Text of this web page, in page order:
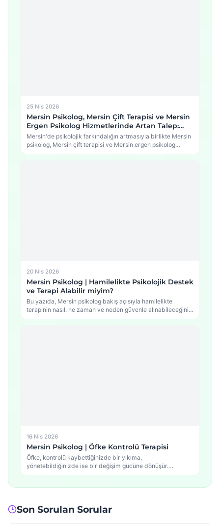
25 Nis 2026
Mersin Psikolog, Mersin Çift Terapisi ve Mersin
Ergen Psikolog Hizmetlerinde Artan Talep:
Psikolojide Yeni Dönem
Mersin'de psikolojik farkındalığın artmasıyla birlikte Mersin
psikolog, Mersin çift terapisi ve Mersin ergen psikolog
20 Nis 2026
Mersin Psikolog | Hamilelikte Psikolojik Destek
ve Terapi Alabilir miyim?
Bu yazıda, Mersin psikolog bakış açısıyla hamilelikte
terapinin nasıl, ne zaman ve neden güvenle alınabileceğini,
16 Nis 2026
Mersin Psikolog | Öfke Kontrolü Terapisi
Öfke, kontrolü kaybettiğinizde bir yıkıma,
yönetebildiğinizde ise bir değişim gücüne dönüşür.
Son Sorulan Sorular